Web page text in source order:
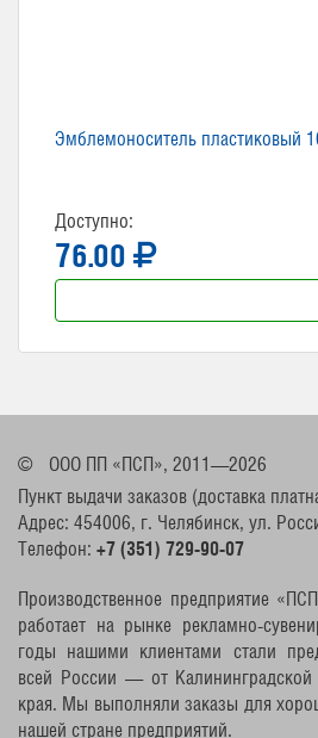
Эмблемоноситель пластиковый
Доступно:
76.00
©
ООО ПП «ПСП», 2011—2026
Пункт выдачи заказов (доставка
Адрес: 454006, г. Челябинск, ул.
Телефон: +7 (351) 729-90-07
Производственное предприятие
работает на рынке рекламно-
годы нашими клиентами стали
всей России — от Калининградской
края. Мы выполняли заказы для
нашей стране предприятий.